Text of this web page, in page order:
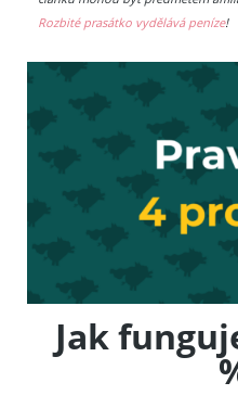
Rozbité prasátko vydělává peníze!
Jak